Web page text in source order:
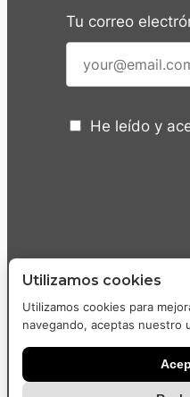
Tu correo
He leído y
Diseñado y desarrollado
Utilizamos cookies
Utilizamos cookies para
navegando, aceptas nuestro